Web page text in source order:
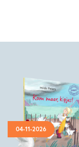
04-11-2026
Hardcover